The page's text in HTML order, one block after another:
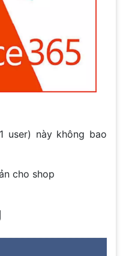
user) này không bao
cho shop